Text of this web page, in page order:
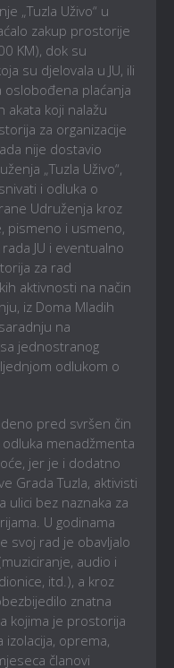
„Tuzla Uživo“ u
zakup prostorije
KM), dok su
su djelovala u JU, ili
oslobođena plaćanja
akata koji nalažu
za organizacije
nije dostavio
„Tuzla Uživo“,
i odluka o
Udruženja kroz
pismeno i usmeno,
JU i eventualno
za rad
aktivnosti na način
iz Doma Mladih
na
jednostranog
odlukom o
pred svršen čin
menadžmenta
jer je i dodatno
Grada Tuzla, aktivisti
ulici bez naznaka za
U godinama
svoj rad je obavljalo
audio i
itd.), a kroz
znatna
kojima je prostorija
oprema,
članovi